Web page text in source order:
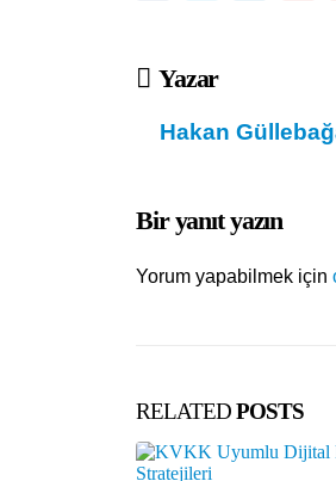
Yazar
Hakan
Bir yanıt yazın
Yorum yapabilmek için
RELATEDPOSTS